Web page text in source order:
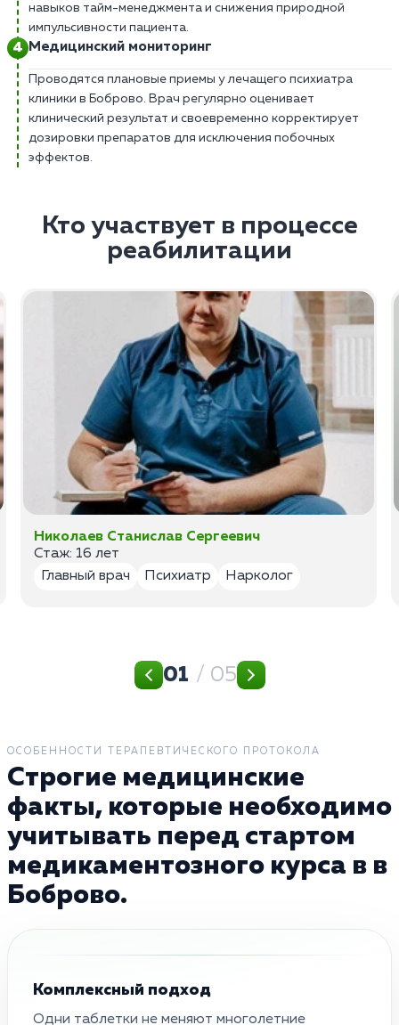
навыков тайм-менеджмента и снижения природной
импульсивности пациента.
Медицинский мониторинг
Проводятся плановые приемы у лечащего психиатра
клиники в Боброво. Врач регулярно оценивает
клинический результат и своевременно корректирует
дозировки препаратов для исключения побочных
эффектов.
Кто участвует в процессе
реабилитации
Николаев Станислав Сергеевич
Стаж: 16 лет
Главный врач
Психиатр Нарколог
01 / 05
ОСОБЕННОСТИ ТЕРАПЕВТИЧЕСКОГО ПРОТОКОЛА
Строгие медицинские
факты, которые необходимо
учитывать перед стартом
медикаментозного курса в в
Боброво.
Комплексный подход
Одни таблетки не меняют многолетние